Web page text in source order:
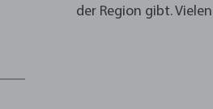
der Region gibt.